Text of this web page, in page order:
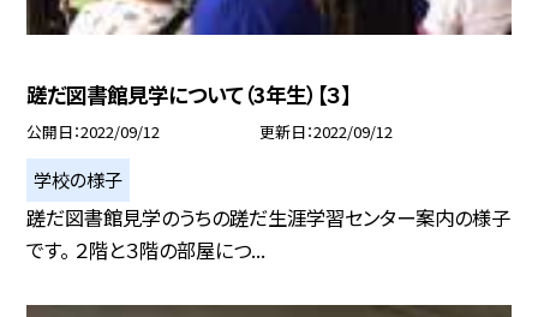
蹉だ図書館見学について（3年生）【３】
公開日 2022/09/12 更新日 2022/09/12
学校の様子
蹉だ図書館見学のうちの蹉だ生涯学習センター案内の様子
です。 ２階と３階の部屋につ...